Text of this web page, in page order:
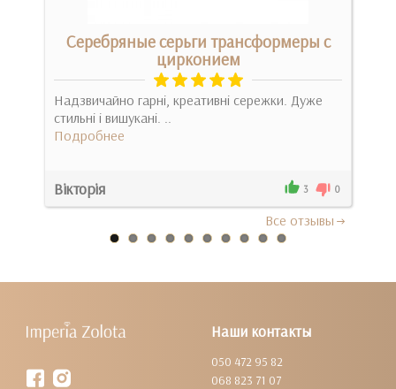
Серебряные серьги трансформеры с
цирконием
Надзвичайно гарні, креативні сережки. Дуже
стильні і вишукані. ..
Подробнее
Вікторія 3 0
Все отзывы
Наши контакты
050 472 95 82
068 823 71 07